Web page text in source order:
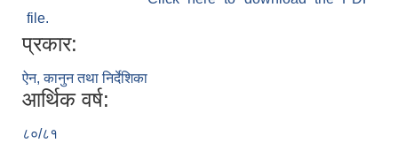
file.
प्रकार:
ऐन, कानुन तथा निर्देशिका
आर्थिक वर्ष:
८०/८१